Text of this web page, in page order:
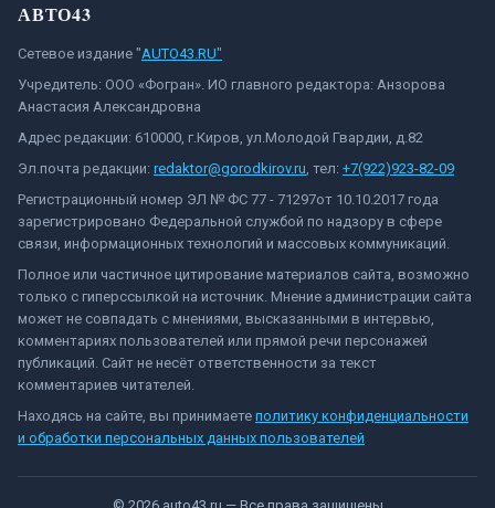
АВТО43
Сетевое издание "AUTO43.RU"
Учредитель: ООО «Фогран». ИО главного редактора: Анзорова
Анастасия Александровна
Адрес редакции: 610000, г.Киров, ул.Молодой Гвардии, д.82
Эл.почта редакции: redaktor@gorodkirov.ru, тел: +7(922)923-82-09
Регистрационный номер ЭЛ № ФС 77 - 71297от 10.10.2017 года
зарегистрировано Федеральной службой по надзору в сфере
связи, информационных технологий и массовых коммуникаций.
Полное или частичное цитирование материалов сайта, возможно
только с гиперссылкой на источник. Мнение администрации сайта
может не совпадать с мнениями, высказанными в интервью,
комментариях пользователей или прямой речи персонажей
публикаций. Сайт не несёт ответственности за текст
комментариев читателей.
Находясь на сайте, вы принимаете политику конфиденциальности
и обработки персональных данных пользователей